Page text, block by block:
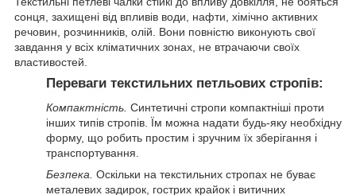
сонця, захищені від впливів води, нафти, хімічно активних
речовин, розчинників, олій. Вони повністю виконують свої
завдання у всіх кліматичних зонах, не втрачаючи своїх
властивостей.
Переваги текстильних петльових стропів:
Компактність. Синтетичні стропи компактніші проти
інших типів стропів. Їм можна надати будь-яку необхідну
форму, що робить простим і зручним їх зберігання і
транспортування.
Безпека. Оскільки на текстильних стропах не буває
металевих задирок, гострих крайок і витичних